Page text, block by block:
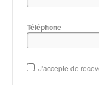
Téléphone
J'accepte de